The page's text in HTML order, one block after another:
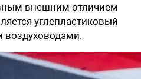
внешним отличием
углепластиковый
воздуховодами.